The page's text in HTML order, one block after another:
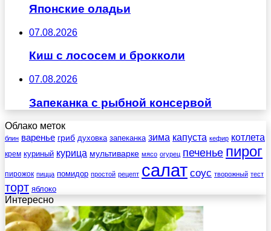
Японские оладьи
07.08.2026
Киш с лососем и брокколи
07.08.2026
Запеканка с рыбной консервой
Облако меток
блин варенье гриб духовка запеканка зима капуста кефир котлета
крем куриный курица мультиварке мясо огурец печенье пирог
пирожок пицца помидор простой рецепт салат соус творожный тест
торт яблоко
Интересно